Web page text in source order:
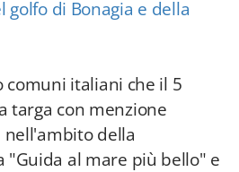
golfo di Bonagia e della
comuni italiani che il 5
targa con menzione
nell'ambito della
"Guida al mare più bello" e